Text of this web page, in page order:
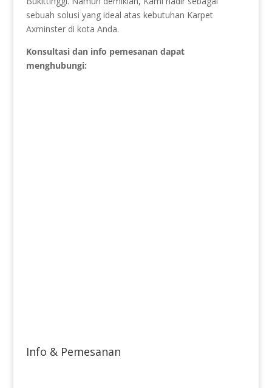
sebuah solusi yang ideal atas kebutuhan Karpet
Axminster di kota Anda.
Konsultasi dan info pemesanan dapat
menghubungi:
Info & Pemesanan